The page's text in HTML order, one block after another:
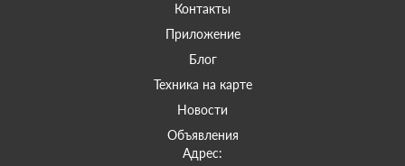
Контакты
Приложение
Блог
Техника на карте
Новости
Объявления
Адрес: